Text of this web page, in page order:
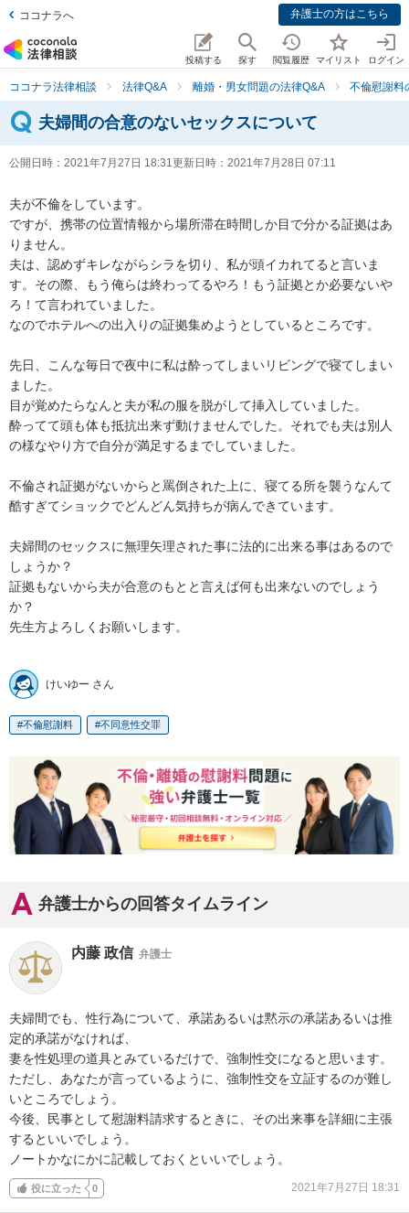
ココナラへ 弁護士の方はこちら
投稿する 探す 閲覧履歴 マイリスト ログイン
ココナラ法律相談 法律Q&A 離婚・男女問題の法律Q&A 不倫慰謝料
夫婦間の合意のないセックスについて
公開日時： 2021年7月27日 18:31更新日時： 2021年7月28日 07:11
夫が不倫をしています。
ですが、携帯の位置情報から場所滞在時間しか目で分かる証拠はあ
りません。
夫は、認めずキレながらシラを切り、私が頭イカれてると言いま
す。その際、もう俺らは終わってるやろ！もう証拠とか必要ないや
ろ！て言われていました。
なのでホテルへの出入りの証拠集めようとしているところです。
先日、こんな毎日で夜中に私は酔ってしまいリビングで寝てしまい
ました。
目が覚めたらなんと夫が私の服を脱がして挿入していました。
酔ってて頭も体も抵抗出来ず動けませんでした。それでも夫は別人
の様なやり方で自分が満足するまでしていました。
不倫され証拠がないからと罵倒された上に、寝てる所を襲うなんて
酷すぎてショックでどんどん気持ちが病んできています。
夫婦間のセックスに無理矢理された事に法的に出来る事はあるので
しょうか？
証拠もないから夫が合意のもとと言えば何も出来ないのでしょう
か？
先生方よろしくお願いします。
けいゆー さん
不倫慰謝料 不同意性交罪
弁護士からの回答タイムライン
内藤 政信 弁護士
夫婦間でも、性行為について、承諾あるいは黙示の承諾あるいは推
定的承諾がなければ、
妻を性処理の道具とみているだけで、強制性交になると思います。
ただし、あなたが言っているように、強制性交を立証するのが難し
いところでしょう。
今後、民事として慰謝料請求するときに、その出来事を詳細に主張
するといいでしょう。
ノートかなにかに記載しておくといいでしょう。
役に立った 0 2021年7月27日 18:31